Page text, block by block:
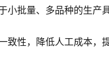
批量、多品种的生产
性，降低人工成本，